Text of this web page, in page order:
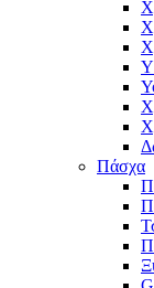
Πάσχα